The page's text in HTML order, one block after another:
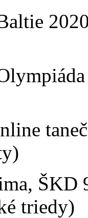
ŠKD
triedy)